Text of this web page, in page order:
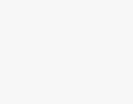
PCBA, og hvorfor er